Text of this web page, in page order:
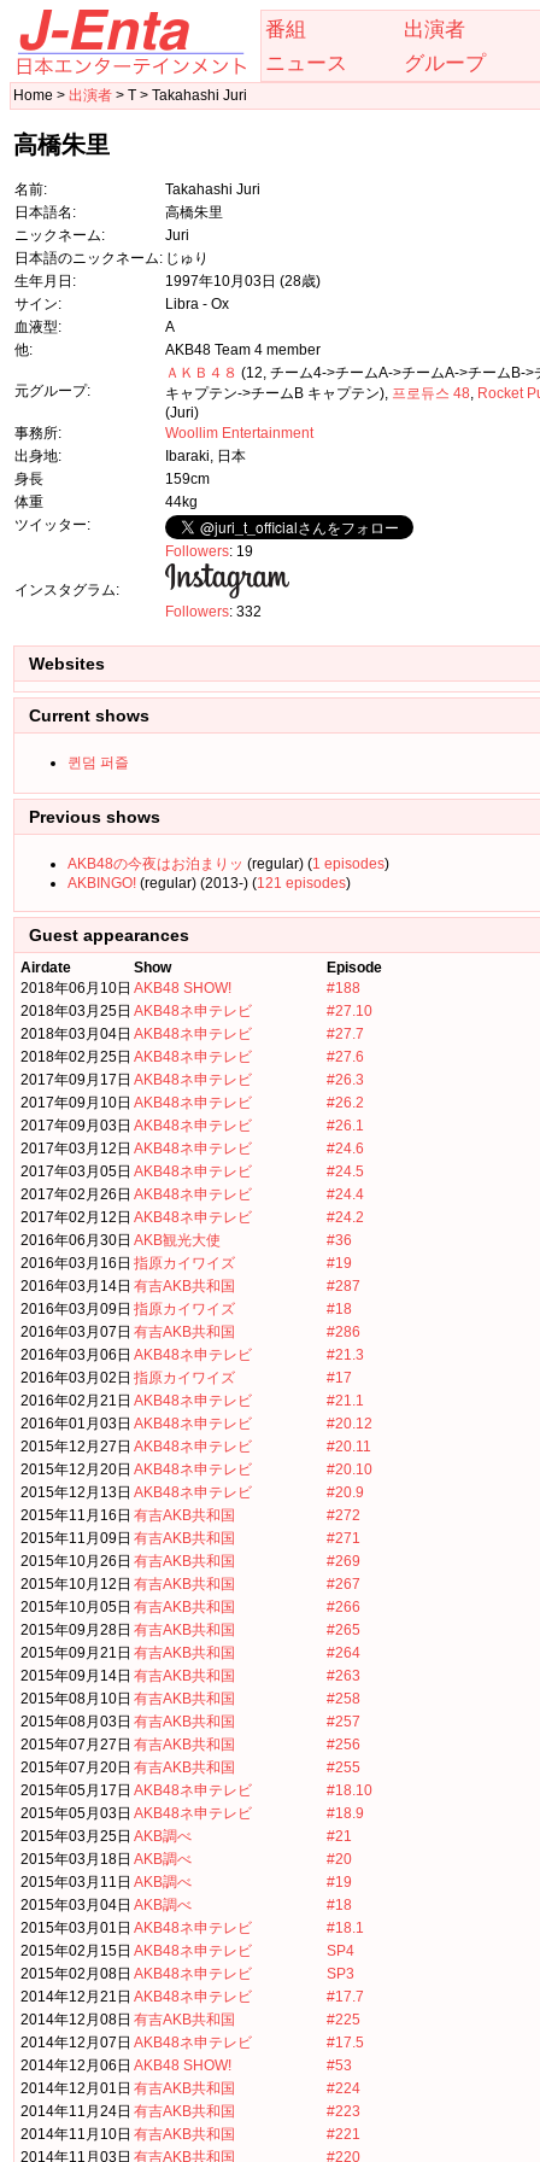
番組
出演者
ニュース
グループ
Home > 出演者 > T > Takahashi Juri
高橋朱里
名前:
Takahashi Juri
日本語名:
高橋朱里
ニックネーム:
Juri
日本語のニックネーム: じゅり
生年月日:
1997年10月03日 (28歳)
サイン:
Libra - Ox
血液型:
A
他:
AKB48 Team 4 member
元グループ:
ＡＫＢ４８ (12, チーム4->チームA->チームA->チームB->
キャプテン->チームB キャプテン), 프로듀스 48 Rocket
(Juri)
事務所:
Woollim Entertainment
出身地:
Ibaraki, 日本
身長
159cm
体重
44kg
ツイッター:
Followers: 19
インスタグラム:
Followers: 332
Websites
Current shows
퀸덤 퍼즐
Previous shows
AKB48の今夜はお泊まりッ (regular) (1 episodes)
AKBINGO! (regular) (2013-) (121 episodes)
Guest appearances
Airdate Show
Episode
2018年06月10日 AKB48 SHOW!
#188
2018年03月25日 AKB48ネ申テレビ
#27.10
2018年03月04日 AKB48ネ申テレビ
#27.7
2018年02月25日 AKB48ネ申テレビ
#27.6
2017年09月17日 AKB48ネ申テレビ
#26.3
2017年09月10日 AKB48ネ申テレビ
#26.2
2017年09月03日 AKB48ネ申テレビ
#26.1
2017年03月12日 AKB48ネ申テレビ
#24.6
2017年03月05日 AKB48ネ申テレビ
#24.5
2017年02月26日 AKB48ネ申テレビ
#24.4
2017年02月12日 AKB48ネ申テレビ
#24.2
2016年06月30日 AKB観光大使
#36
2016年03月16日 指原カイワイズ
#19
2016年03月14日 有吉AKB共和国
#287
2016年03月09日 指原カイワイズ
#18
2016年03月07日 有吉AKB共和国
#286
2016年03月06日 AKB48ネ申テレビ
#21.3
2016年03月02日 指原カイワイズ
#17
2016年02月21日 AKB48ネ申テレビ
#21.1
2016年01月03日 AKB48ネ申テレビ
#20.12
2015年12月27日 AKB48ネ申テレビ
#20.11
2015年12月20日 AKB48ネ申テレビ
#20.10
2015年12月13日 AKB48ネ申テレビ
#20.9
2015年11月16日 有吉AKB共和国
#272
2015年11月09日 有吉AKB共和国
#271
2015年10月26日 有吉AKB共和国
#269
2015年10月12日 有吉AKB共和国
#267
2015年10月05日 有吉AKB共和国
#266
2015年09月28日 有吉AKB共和国
#265
2015年09月21日 有吉AKB共和国
#264
2015年09月14日 有吉AKB共和国
#263
2015年08月10日 有吉AKB共和国
#258
2015年08月03日 有吉AKB共和国
#257
2015年07月27日 有吉AKB共和国
#256
2015年07月20日 有吉AKB共和国
#255
2015年05月17日 AKB48ネ申テレビ
#18.10
2015年05月03日 AKB48ネ申テレビ
#18.9
2015年03月25日 AKB調べ
#21
2015年03月18日 AKB調べ
#20
2015年03月11日 AKB調べ
#19
2015年03月04日 AKB調べ
#18
2015年03月01日 AKB48ネ申テレビ
#18.1
2015年02月15日 AKB48ネ申テレビ
SP4
2015年02月08日 AKB48ネ申テレビ
SP3
2014年12月21日 AKB48ネ申テレビ
#17.7
2014年12月08日 有吉AKB共和国
#225
2014年12月07日 AKB48ネ申テレビ
#17.5
2014年12月06日 AKB48 SHOW!
#53
2014年12月01日 有吉AKB共和国
#224
2014年11月24日 有吉AKB共和国
#223
2014年11月10日 有吉AKB共和国
#221
2014年11月03日 有吉AKB共和国 #220